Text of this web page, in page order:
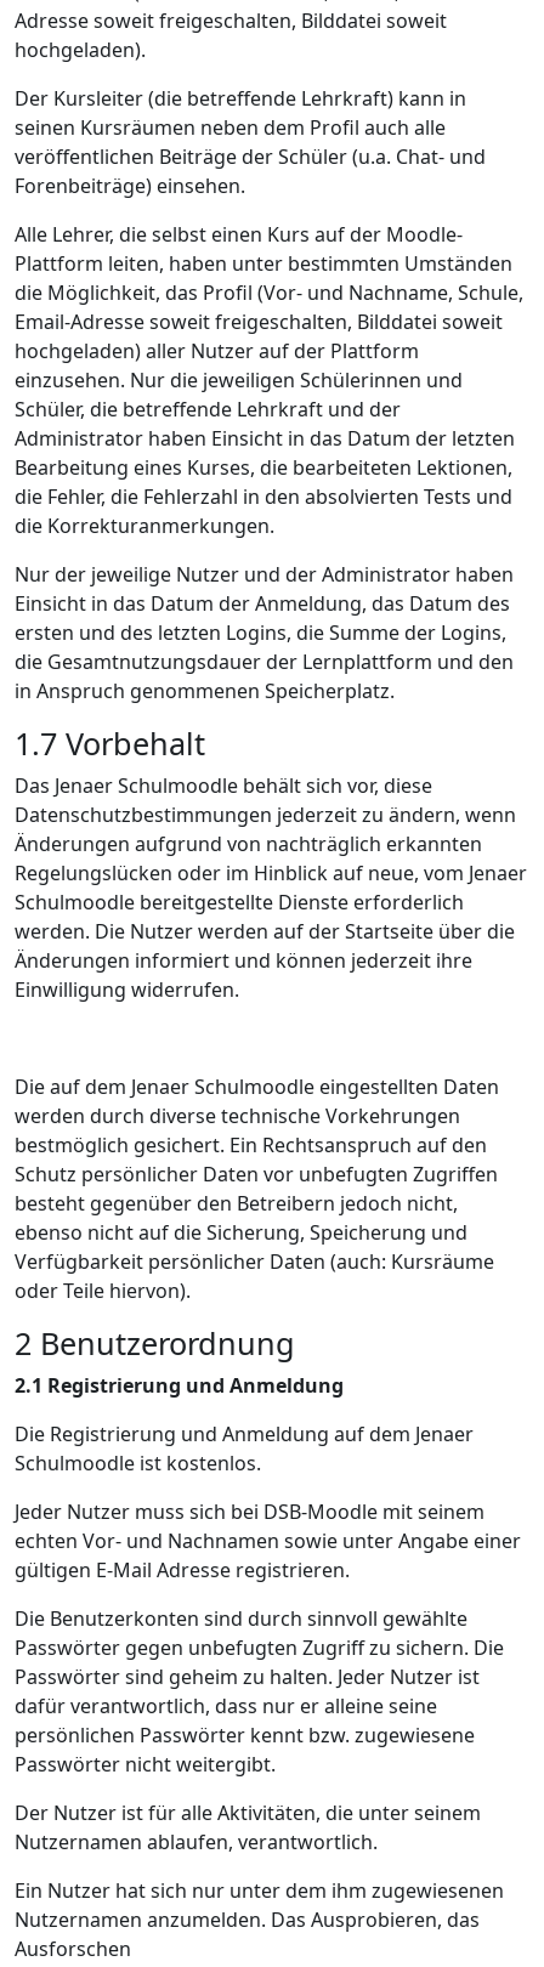
Adresse soweit freigeschalten, Bilddatei soweit
hochgeladen).
Der Kursleiter (die betreffende Lehrkraft) kann in
seinen Kursräumen neben dem Profil auch alle
veröffentlichen Beiträge der Schüler (u.a. Chat- und
Forenbeiträge) einsehen.
Alle Lehrer, die selbst einen Kurs auf der Moodle-
Plattform leiten, haben unter bestimmten Umständen
die Möglichkeit, das Profil (Vor- und Nachname, Schule,
Email-Adresse soweit freigeschalten, Bilddatei soweit
hochgeladen) aller Nutzer auf der Plattform
einzusehen. Nur die jeweiligen Schülerinnen und
Schüler, die betreffende Lehrkraft und der
Administrator haben Einsicht in das Datum der letzten
Bearbeitung eines Kurses, die bearbeiteten Lektionen,
die Fehler, die Fehlerzahl in den absolvierten Tests und
die Korrekturanmerkungen.
Nur der jeweilige Nutzer und der Administrator haben
Einsicht in das Datum der Anmeldung, das Datum des
ersten und des letzten Logins, die Summe der Logins,
die Gesamtnutzungsdauer der Lernplattform und den
in Anspruch genommenen Speicherplatz.
1.7 Vorbehalt
Das Jenaer Schulmoodle behält sich vor, diese
Datenschutzbestimmungen jederzeit zu ändern, wenn
Änderungen aufgrund von nachträglich erkannten
Regelungslücken oder im Hinblick auf neue, vom Jenaer
Schulmoodle bereitgestellte Dienste erforderlich
werden. Die Nutzer werden auf der Startseite über die
Änderungen informiert und können jederzeit ihre
Einwilligung widerrufen.
Die auf dem Jenaer Schulmoodle eingestellten Daten
werden durch diverse technische Vorkehrungen
bestmöglich gesichert. Ein Rechtsanspruch auf den
Schutz persönlicher Daten vor unbefugten Zugriffen
besteht gegenüber den Betreibern jedoch nicht,
ebenso nicht auf die Sicherung, Speicherung und
Verfügbarkeit persönlicher Daten (auch: Kursräume
oder Teile hiervon).
2 Benutzerordnung
2.1 Registrierung und Anmeldung
Die Registrierung und Anmeldung auf dem Jenaer
Schulmoodle ist kostenlos.
Jeder Nutzer muss sich bei DSB-Moodle mit seinem
echten Vor- und Nachnamen sowie unter Angabe einer
gültigen E-Mail Adresse registrieren.
Die Benutzerkonten sind durch sinnvoll gewählte
Passwörter gegen unbefugten Zugriff zu sichern. Die
Passwörter sind geheim zu halten. Jeder Nutzer ist
dafür verantwortlich, dass nur er alleine seine
persönlichen Passwörter kennt bzw. zugewiesene
Passwörter nicht weitergibt.
Der Nutzer ist für alle Aktivitäten, die unter seinem
Nutzernamen ablaufen, verantwortlich.
Ein Nutzer hat sich nur unter dem ihm zugewiesenen
Nutzernamen anzumelden. Das Ausprobieren, das
Ausforschen